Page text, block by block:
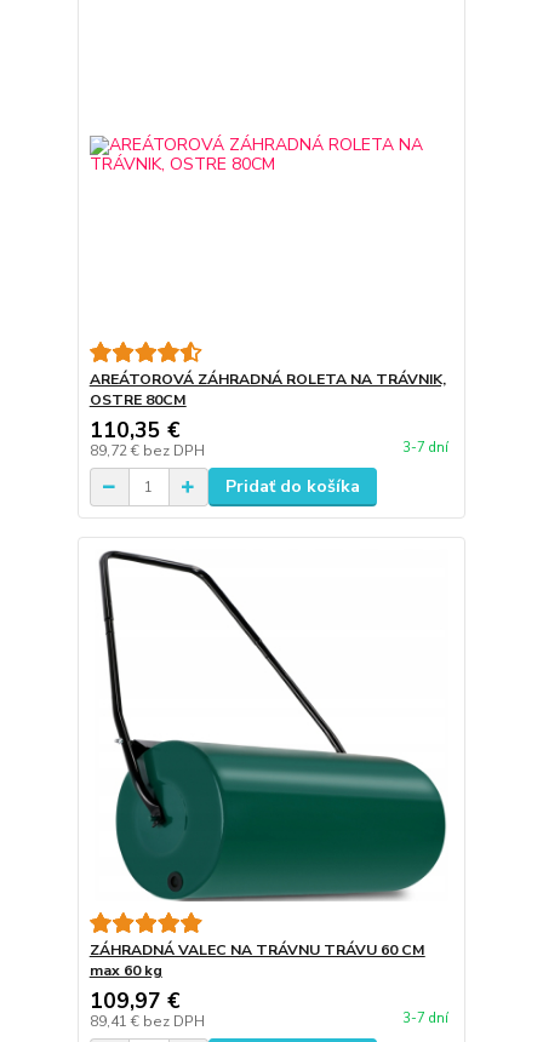
AREÁTOROVÁ ZÁHRADNÁ ROLETA NA TRÁVNIK,
OSTRE 80CM
110,35 €
89,72 € bez DPH 3-7 dní
Pridať do košíka
ZÁHRADNÁ VALEC NA TRÁVNU TRÁVU 60 CM
max 60 kg
109,97 €
89,41 € bez DPH 3-7 dní